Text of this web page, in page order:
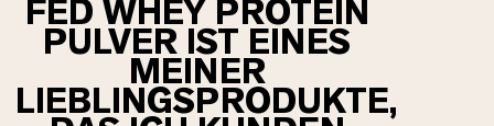
FED WHEY PROTEIN
PULVER IST EINES
MEINER
LIEBLINGSPRODUKTE,